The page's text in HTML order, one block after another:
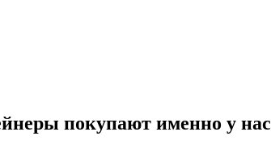
покупают именно у нас